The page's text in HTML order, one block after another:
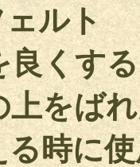
ルト
くす
をば
時に